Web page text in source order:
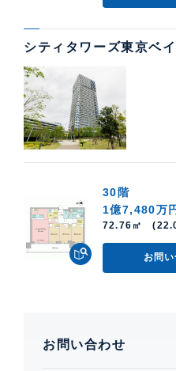
シティタワーズ東京ベ
30階
1億7,480万
72.76㎡
お問
お問い合わせ